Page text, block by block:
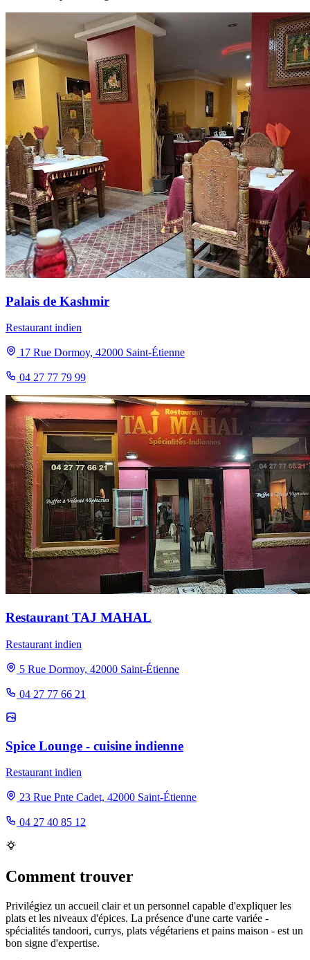
Palais de Kashmir
Restaurant indien
17 Rue Dormoy, 42000 Saint-Étienne
04 27 77 79 99
Restaurant TAJ MAHAL
Restaurant indien
5 Rue Dormoy, 42000 Saint-Étienne
04 27 77 66 21
Spice Lounge - cuisine indienne
Restaurant indien
23 Rue Pnte Cadet, 42000 Saint-Étienne
04 27 40 85 12
Comment trouver
Privilégiez un accueil clair et un personnel capable d'expliquer les
plats et les niveaux d'épices. La présence d'une carte variée -
spécialités tandoori, currys, plats végétariens et pains maison - est un
bon signe d'expertise.